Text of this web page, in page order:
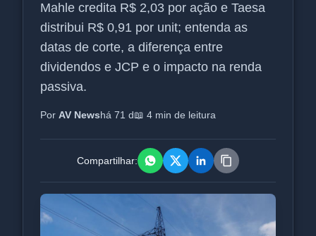
Mahle credita R$ 2,03 por ação e Taesa
distribui R$ 0,91 por unit; entenda as
datas de corte, a diferença entre
dividendos e JCP e o impacto na renda
passiva.
Por AV Newshá 71 d📖 4 min de leitura
Compartilhar: